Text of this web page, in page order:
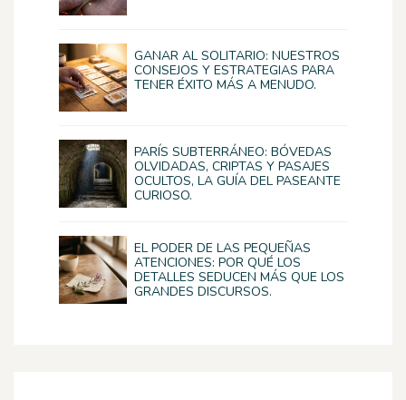
GANAR AL SOLITARIO: NUESTROS
CONSEJOS Y ESTRATEGIAS PARA
TENER ÉXITO MÁS A MENUDO.
PARÍS SUBTERRÁNEO: BÓVEDAS
OLVIDADAS, CRIPTAS Y PASAJES
OCULTOS, LA GUÍA DEL PASEANTE
CURIOSO.
EL PODER DE LAS PEQUEÑAS
ATENCIONES: POR QUÉ LOS
DETALLES SEDUCEN MÁS QUE LOS
GRANDES DISCURSOS.